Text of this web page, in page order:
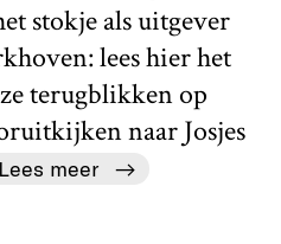
stokje als uitgever
lees hier het
terugblikken op
naar Josjes
Lees meer